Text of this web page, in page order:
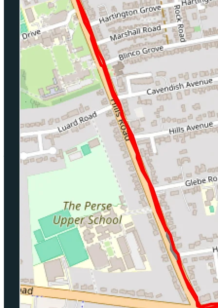
保存你创建的训练，随时可以再跑一次。
精调 每个 分段
配速或心率。时间或距离。英里或公里。
跑完之后 数据复盘
点击任意分段，查看配速、心率和海拔。
为什么选择Pacing?
定价、离线跑步、语言，以及你的数据
一次付费，不再续费。
离线可用
语音提示在每次跑步开始时加载，之后无需网络。
无需手表
手机自带的GPS就能搞定配速和距离。